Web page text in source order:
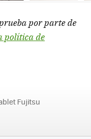
por parte de
política de
Fujitsu